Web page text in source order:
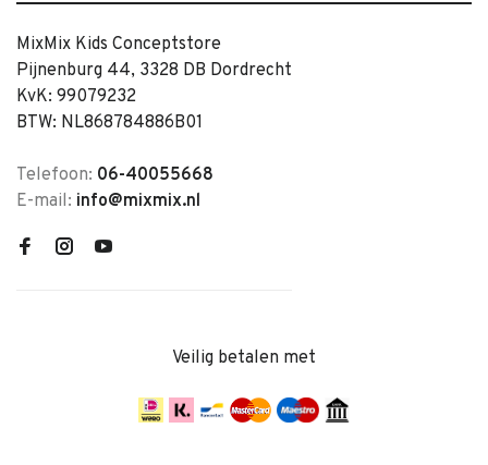
MixMix Kids Conceptstore
Pijnenburg 44, 3328 DB Dordrecht
KvK: 99079232
BTW: NL868784886B01
Telefoon: 06-40055668
E-mail: info@mixmix.nl
Veilig betalen met